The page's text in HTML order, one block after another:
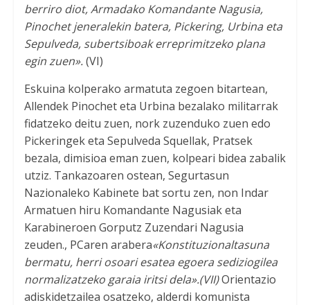
berriro diot, Armadako Komandante Nagusia,
Pinochet jeneralekin batera, Pickering, Urbina eta
Sepulveda, subertsiboak erreprimitzeko plana
egin zuen».(VI)
Eskuina kolperako armatuta zegoen bitartean,
Allendek Pinochet eta Urbina bezalako militarrak
fidatzeko deitu zuen, nork zuzenduko zuen edo
Pickeringek eta Sepulveda Squellak, Pratsek
bezala, dimisioa eman zuen, kolpeari bidea zabalik
utziz. Tankazoaren ostean, Segurtasun
Nazionaleko Kabinete bat sortu zen, non Indar
Armatuen hiru Komandante Nagusiak eta
Karabineroen Gorputz Zuzendari Nagusia
zeuden., PCaren arabera«Konstituzionaltasuna
bermatu, herri osoari esatea egoera sediziogilea
normalizatzeko garaia iritsi dela».(VII)Orientazio
adiskidetzailea osatzeko, alderdi komunista